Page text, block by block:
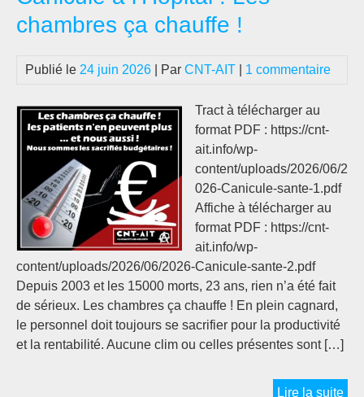
chambres ça chauffe !
Publié le 24 juin 2026 | Par CNT-AIT 1 commentaire
Tract à télécharger au
format PDF : https://cnt-
ait.info/wp-
content/uploads/2026/06/2
026-Canicule-sante-1.pdf
Affiche à télécharger au
format PDF : https://cnt-
ait.info/wp-
content/uploads/2026/06/2026-Canicule-sante-2.pdf
Depuis 2003 et les 15000 morts, 23 ans, rien n’a été fait
de sérieux. Les chambres ça chauffe ! En plein cagnard,
le personnel doit toujours se sacrifier pour la productivité
et la rentabilité. Aucune clim ou celles présentes sont […]
Lire la suite